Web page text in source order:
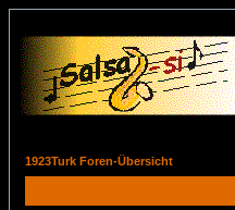
1923Turk Foren-Übersicht